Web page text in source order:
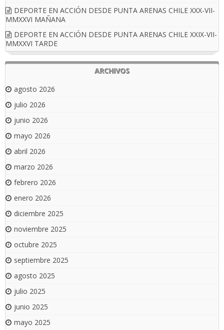
DEPORTE EN ACCIÓN DESDE PUNTA ARENAS CHILE XXX-VII-
MMXXVI MAÑANA
DEPORTE EN ACCIÓN DESDE PUNTA ARENAS CHILE XXIX-VII-
MMXXVI TARDE
ARCHIVOS
agosto 2026
julio 2026
junio 2026
mayo 2026
abril 2026
marzo 2026
febrero 2026
enero 2026
diciembre 2025
noviembre 2025
octubre 2025
septiembre 2025
agosto 2025
julio 2025
junio 2025
mayo 2025